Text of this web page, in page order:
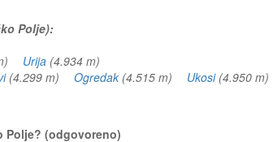
Polje):
Urija (4.934 m)
(4.299 m) Ogredak (4.515 m) Ukosi(4.950 m)
Polje? (odgovoreno)